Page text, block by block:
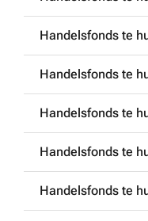
Handelsfonds te
Handelsfonds te
Handelsfonds te
Handelsfonds te